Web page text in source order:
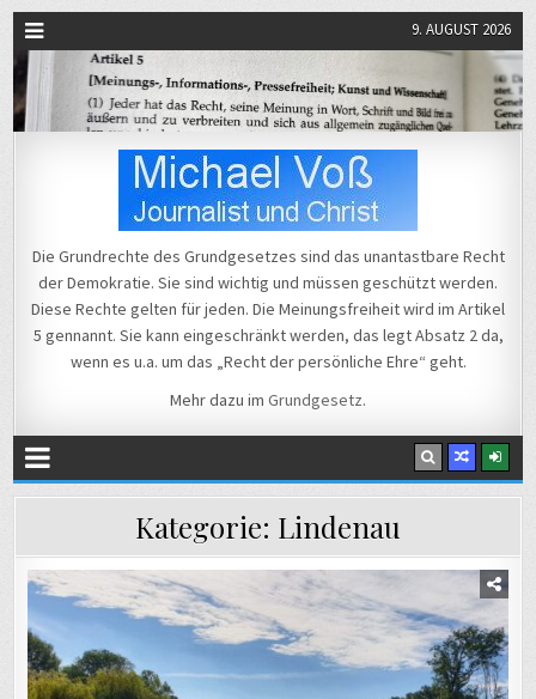
9. AUGUST 2026
Michael Voß
Die Grundrechte des Grundgesetzes sind das unantastbare Recht
der Demokratie. Sie sind wichtig und müssen geschützt werden.
Diese Rechte gelten für jeden. Die Meinungsfreiheit wird im Artikel
5 gennannt. Sie kann eingeschränkt werden, das legt Absatz 2 da,
wenn es u.a. um das „Recht der persönliche Ehre“ geht.
Mehr dazu im Grundgesetz.
Kategorie: Lindenau